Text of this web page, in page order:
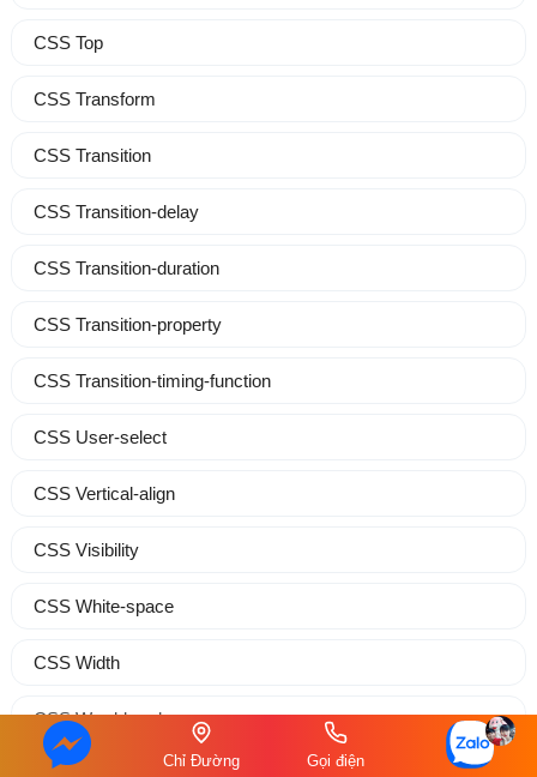
CSS Top
CSS Transform
CSS Transition
CSS Transition-delay
CSS Transition-duration
CSS Transition-property
CSS Transition-timing-function
CSS User-select
CSS Vertical-align
CSS Visibility
CSS White-space
CSS Width
CSS Word-break
Chỉ Đường Gọi điện